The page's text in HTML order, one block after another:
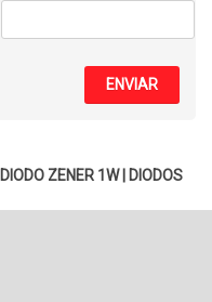
ENVIAR
DIODO ZENER 1W| DIODOS